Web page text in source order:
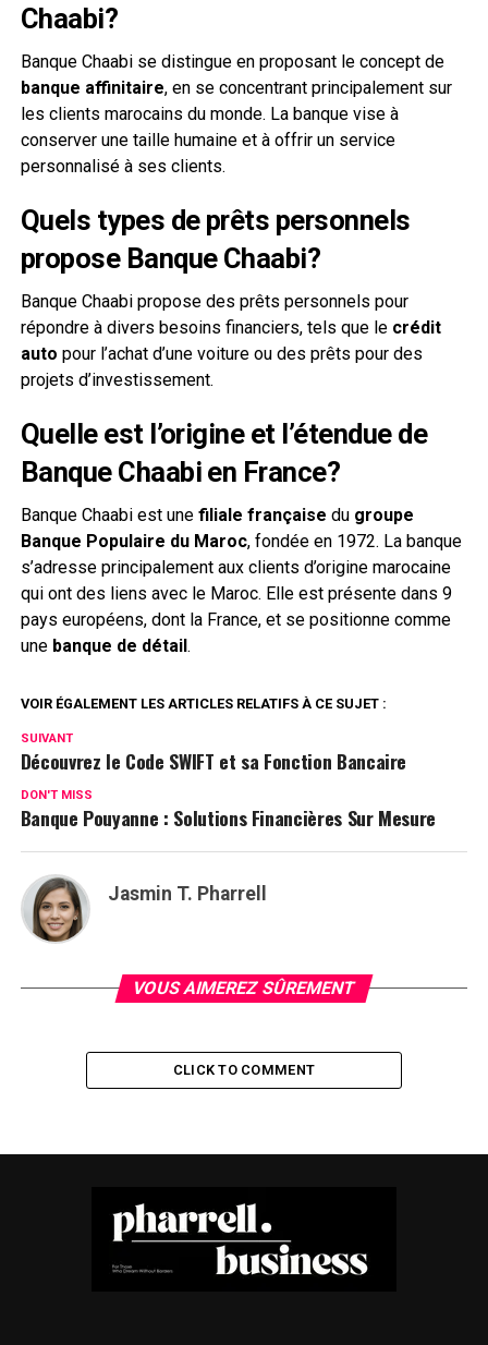
Chaabi?
Banque Chaabi se distingue en proposant le concept de
banque affinitaire, en se concentrant principalement sur
les clients marocains du monde. La banque vise à
conserver une taille humaine et à offrir un service
personnalisé à ses clients.
Quels types de prêts personnels
propose Banque Chaabi?
Banque Chaabi propose des prêts personnels pour
répondre à divers besoins financiers, tels que le crédit
auto pour l’achat d’une voiture ou des prêts pour des
projets d’investissement.
Quelle est l’origine et l’étendue de
Banque Chaabi en France?
Banque Chaabi est une filiale française du groupe
Banque Populaire du Maroc, fondée en 1972. La banque
s’adresse principalement aux clients d’origine marocaine
qui ont des liens avec le Maroc. Elle est présente dans 9
pays européens, dont la France, et se positionne comme
une banque de détail.
VOIR ÉGALEMENT LES ARTICLES RELATIFS À CE SUJET :
SUIVANT
Découvrez le Code SWIFT et sa Fonction Bancaire
DON'T MISS
Banque Pouyanne : Solutions Financières Sur Mesure
Jasmin T. Pharrell
VOUS AIMEREZ SÛREMENT
CLICK TO COMMENT